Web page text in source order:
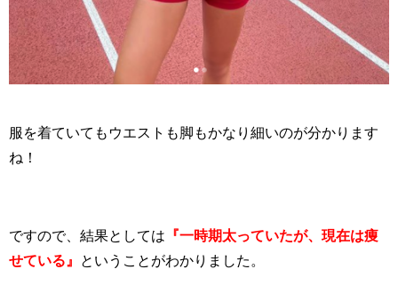
服を着ていてもウエストも脚もかなり細いのが分かります
ね！
ですので、結果としては 『一時期太っていたが、現在は痩
せている』
ということがわかりました。